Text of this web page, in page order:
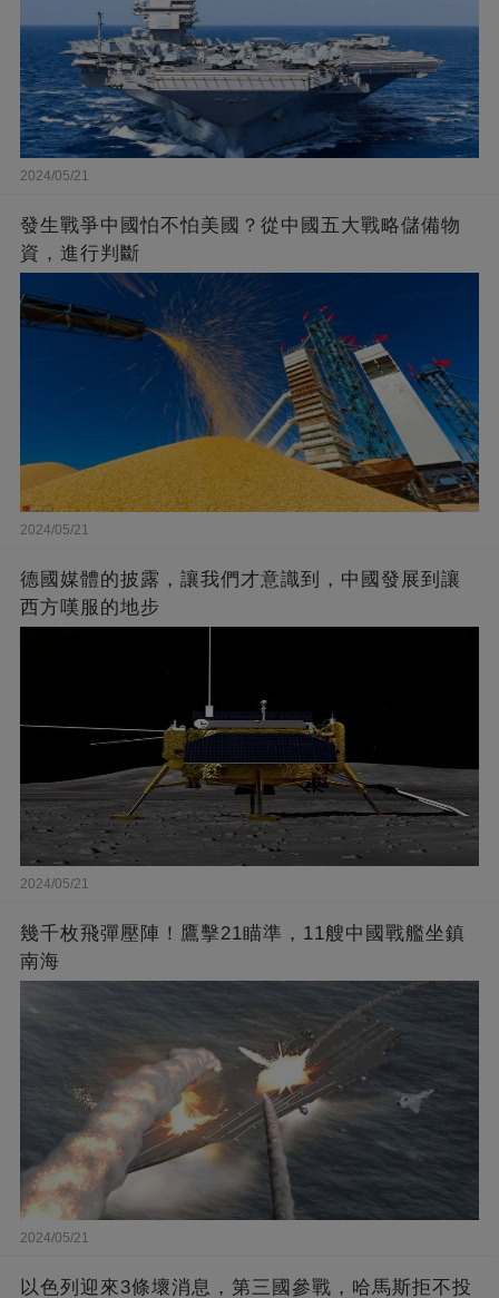
2024/05/21
發生戰爭中國怕不怕美國？從中國五大戰略儲備物
資，進行判斷
2024/05/21
德國媒體的披露，讓我們才意識到，中國發展到讓
西方嘆服的地步
2024/05/21
幾千枚飛彈壓陣！鷹擊21瞄準，11艘中國戰艦坐鎮
南海
2024/05/21
以色列迎來3條壞消息，第三國參戰，哈馬斯拒不投